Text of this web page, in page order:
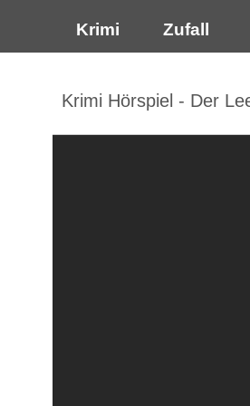
Krimi Zufall
Krimi Hörspiel - Der